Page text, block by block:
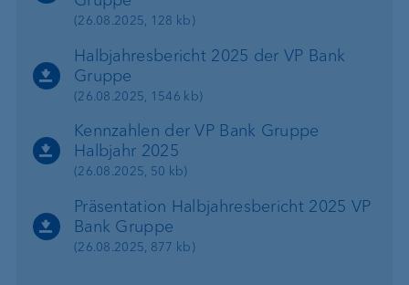
(26.08.2025, 128 kb)
Halbjahresbericht 2025 der VP Bank
Gruppe
(26.08.2025, 1546 kb)
Kennzahlen der VP Bank Gruppe
Halbjahr 2025
(26.08.2025, 50 kb)
Präsentation Halbjahresbericht 2025 VP
Bank Gruppe
(26.08.2025, 877 kb)